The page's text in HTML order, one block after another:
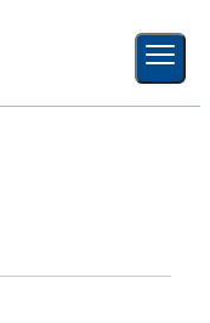
新規登録